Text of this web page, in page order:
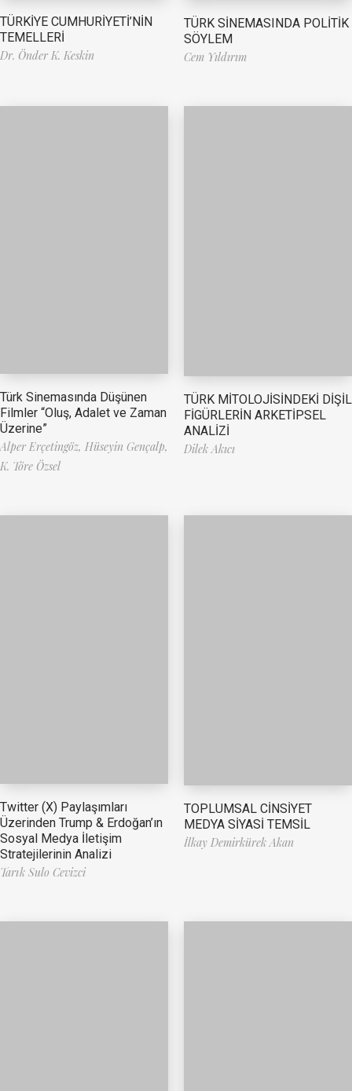
TÜRKİYE CUMHURİYETİ’NİN
TEMELLERİ
Dr. Önder K. Keskin
TÜRK SİNEMASINDA POLİTİK
SÖYLEM
Cem Yıldırım
Türk Sinemasında Düşünen
Filmler “Oluş, Adalet ve Zaman
Üzerine”
Alper Erçetingöz, Hüseyin Gençalp,
K. Töre Özsel
TÜRK MİTOLOJİSİNDEKİ DİŞİL
FİGÜRLERİN ARKETİPSEL
ANALİZİ
Dilek Akıcı
Twitter (X) Paylaşımları
Üzerinden Trump & Erdoğan’ın
Sosyal Medya İletişim
Stratejilerinin Analizi
Tarık Sulo Cevizci
TOPLUMSAL CİNSİYET
MEDYA SİYASİ TEMSİL
İlkay Demirkürek Akan